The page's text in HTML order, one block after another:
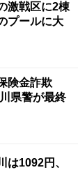
激戦区に2棟
プールに大
険金詐欺
県警が最終
1092円、